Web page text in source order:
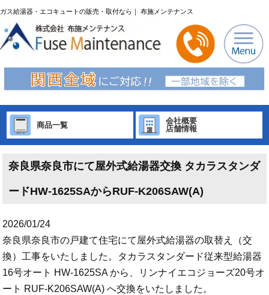
ガス給湯器・エコキュートの販売・取付なら｜ 布施メンテナンス
商品一覧
会社概要
店舗情報
奈良県奈良市にて屋外式給湯器交換 タカラスタンダ
ードHW-1625SAからRUF-K206SAW(A)
2026/01/24
奈良県奈良市の戸建て住宅にて屋外式給湯器の取替え（交
換）工事をいたしました。タカラスタンダード従来型給湯器
16号オート HW-1625SA から、リンナイエコジョーズ20号オ
ート RUF-K206SAW(A) へ交換をいたしました。